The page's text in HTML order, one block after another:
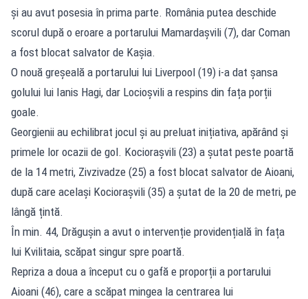
și au avut posesia în prima parte. România putea deschide
scorul după o eroare a portarului Mamardașvili (7), dar Coman
a fost blocat salvator de Kașia.
O nouă greșeală a portarului lui Liverpool (19) i-a dat șansa
golului lui Ianis Hagi, dar Locioșvili a respins din fața porții
goale.
Georgienii au echilibrat jocul și au preluat inițiativa, apărând și
primele lor ocazii de gol. Kociorașvili (23) a șutat peste poartă
de la 14 metri, Zivzivadze (25) a fost blocat salvator de Aioani,
după care același Kociorașvili (35) a șutat de la 20 de metri, pe
lângă țintă.
În min. 44, Drăgușin a avut o intervenție providențială în fața
lui Kvilitaia, scăpat singur spre poartă.
Repriza a doua a început cu o gafă e proporții a portarului
Aioani (46), care a scăpat mingea la centrarea lui